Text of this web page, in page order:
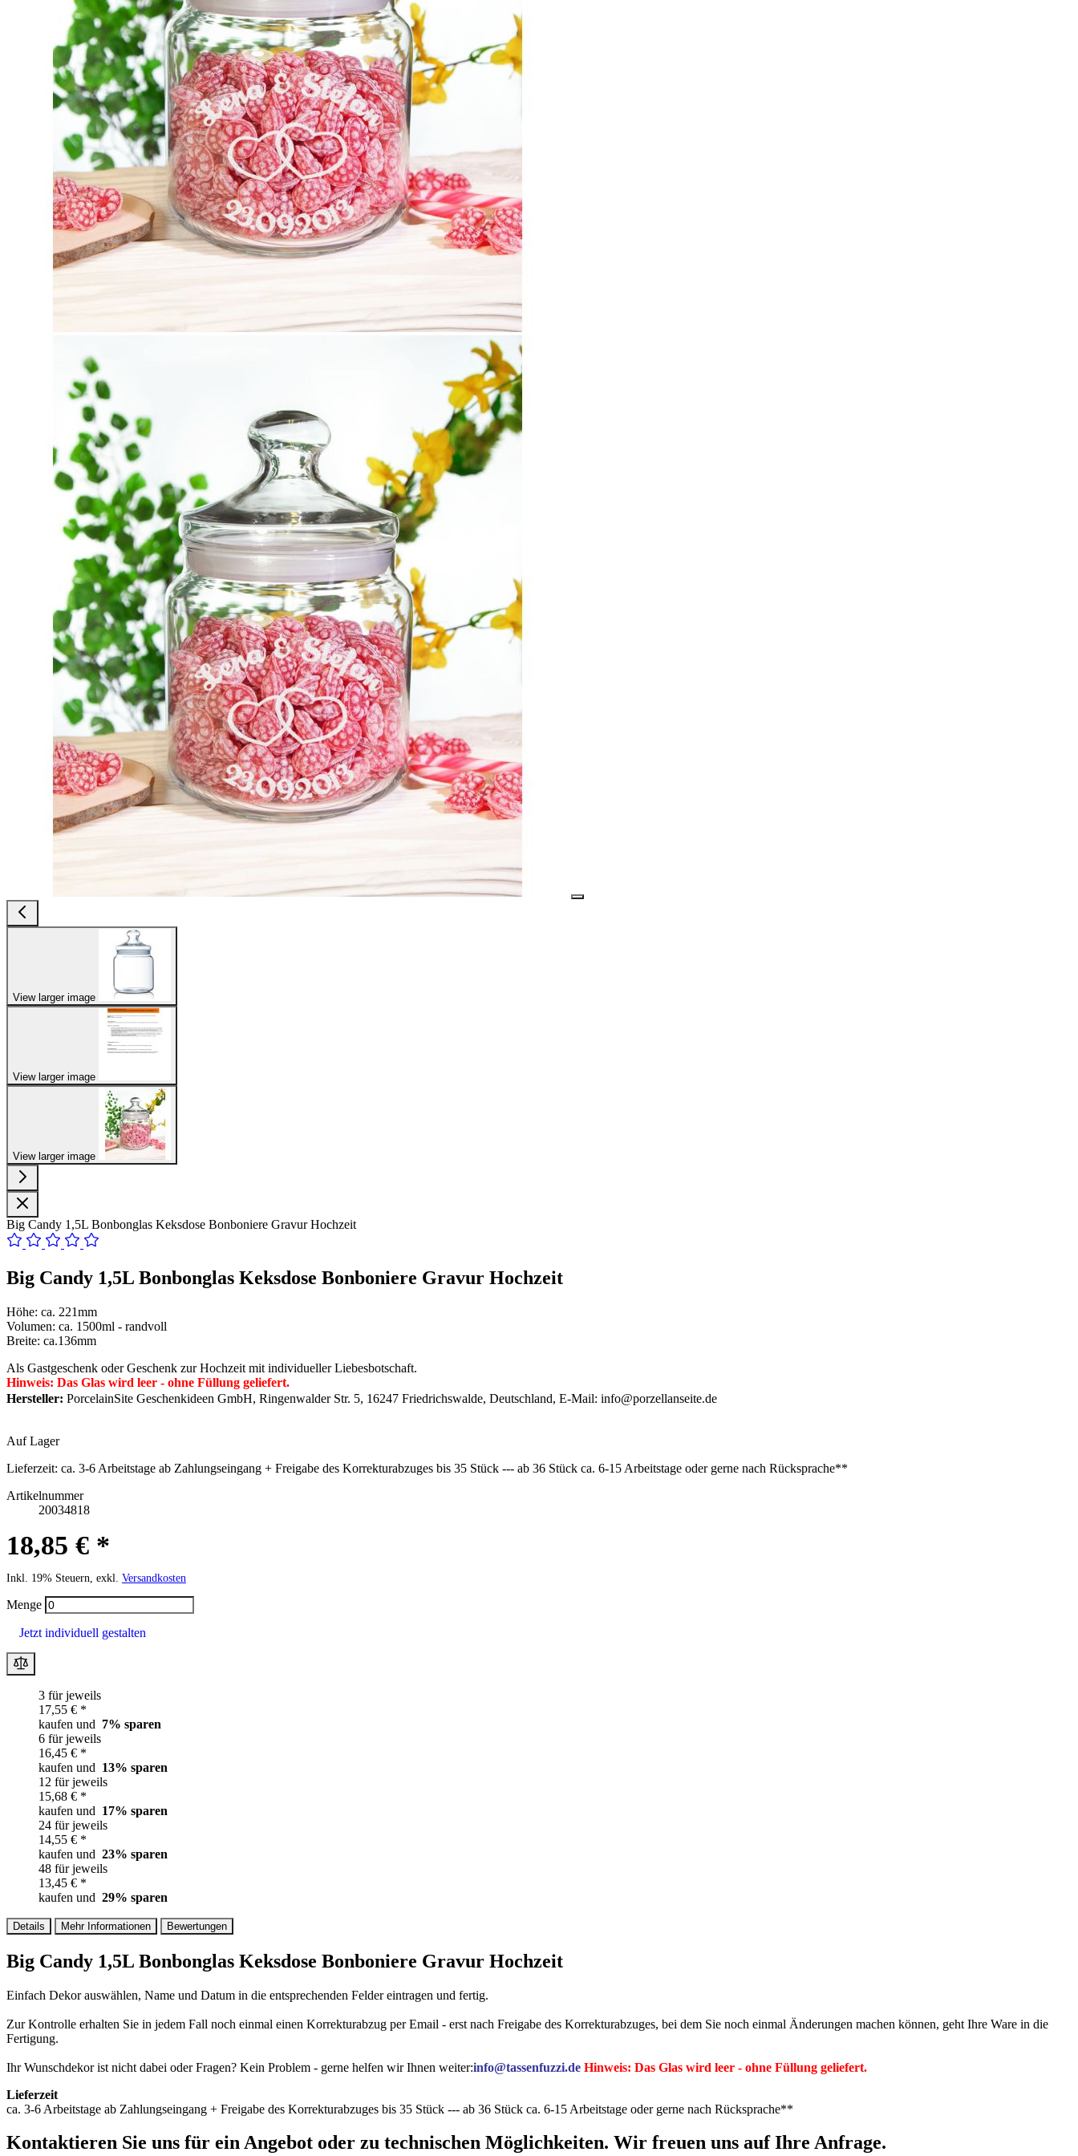
View larger image
View larger image
View larger image
Big Candy 1,5L Bonbonglas Keksdose Bonboniere Gravur Hochzeit
Big Candy 1,5L Bonbonglas Keksdose Bonboniere Gravur Hochzeit
Höhe: ca. 221mm
Volumen: ca. 1500ml - randvoll
Breite: ca.136mm
Als Gastgeschenk oder Geschenk zur Hochzeit mit individueller Liebesbotschaft.
Hinweis: Das Glas wird leer - ohne Füllung geliefert.
Hersteller: PorcelainSite Geschenkideen GmbH, Ringenwalder Str. 5, 16247 Friedrichswalde, Deutschland, E-Mail: info@porzellanseite.de
Auf Lager
Lieferzeit: ca. 3-6 Arbeitstage ab Zahlungseingang + Freigabe des Korrekturabzuges bis 35 Stück --- ab 36 Stück ca. 6-15 Arbeitstage oder gerne nach Rücksprache**
Artikelnummer
20034818
18,85 € *
Inkl. 19% Steuern, exkl. Versandkosten
Menge
Jetzt individuell gestalten
3 für jeweils
17,55 € *
kaufen und 7% sparen
6 für jeweils
16,45 € *
kaufen und 13% sparen
12 für jeweils
15,68 € *
kaufen und 17% sparen
24 für jeweils
14,55 € *
kaufen und 23% sparen
48 für jeweils
13,45 € *
kaufen und 29% sparen
Details Mehr Informationen Bewertungen
Big Candy 1,5L Bonbonglas Keksdose Bonboniere Gravur Hochzeit
Einfach Dekor auswählen, Name und Datum in die entsprechenden Felder eintragen und fertig.
Zur Kontrolle erhalten Sie in jedem Fall noch einmal einen Korrekturabzug per Email - erst nach Freigabe des Korrekturabzuges, bei dem Sie noch einmal Änderungen machen können, geht Ihre Ware in die
Fertigung.
Ihr Wunschdekor ist nicht dabei oder Fragen? Kein Problem - gerne helfen wir Ihnen weiter:info@tassenfuzzi.de Hinweis: Das Glas wird leer - ohne Füllung geliefert.
Lieferzeit
ca. 3-6 Arbeitstage ab Zahlungseingang + Freigabe des Korrekturabzuges bis 35 Stück --- ab 36 Stück ca. 6-15 Arbeitstage oder gerne nach Rücksprache**
Kontaktieren Sie uns für ein Angebot oder zu technischen Möglichkeiten. Wir freuen uns auf Ihre Anfrage.